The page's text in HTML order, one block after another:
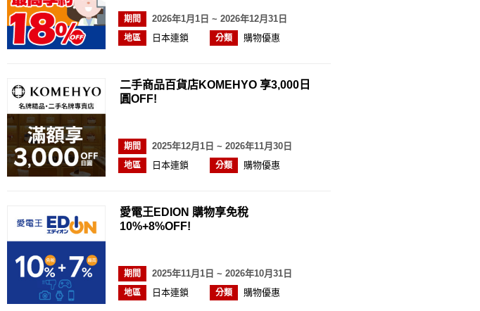
期間 2026年1月1日 ~ 2026年12月31日
地區 日本連鎖 分類 購物優惠
二手商品百貨店KOMEHYO 享3,000日
圓OFF!
期間 2025年12月1日 ~ 2026年11月30日
地區 日本連鎖 分類 購物優惠
愛電王EDION 購物享免稅
10%+8%OFF!
期間 2025年11月1日 ~ 2026年10月31日
地區 日本連鎖 分類 購物優惠